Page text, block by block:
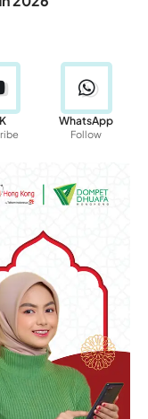
WhatsApp
Follow